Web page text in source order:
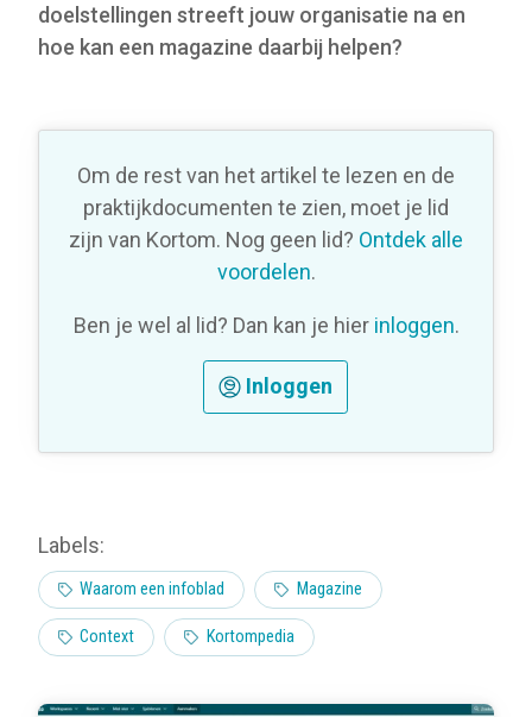
doelstellingen streeft jouw organisatie na en
hoe kan een magazine daarbij helpen?
Om de rest van het artikel te lezen en de
praktijkdocumenten te zien, moet je lid
zijn van Kortom. Nog geen lid? Ontdek alle
voordelen.
Ben je wel al lid? Dan kan je hier inloggen.
Inloggen
Labels:
Waarom een infoblad Magazine
Context Kortompedia